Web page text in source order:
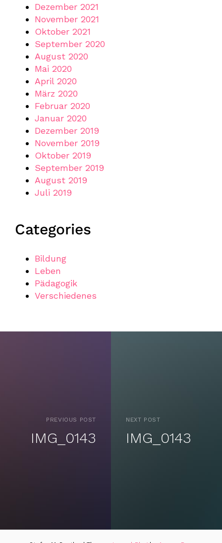
Dezember 2021
November 2021
Oktober 2021
September 2020
August 2020
Mai 2020
April 2020
März 2020
Februar 2020
Januar 2020
Dezember 2019
November 2019
Oktober 2019
September 2019
August 2019
Juli 2019
Categories
Bildung
Leben
Pädagogik
Verschiedenes
PREVIOUS POST
IMG_0143
NEXT POST
IMG_0143